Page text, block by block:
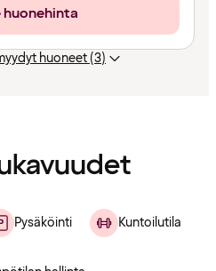
huoneet (3)
Pysäköinti Kuntoilutila